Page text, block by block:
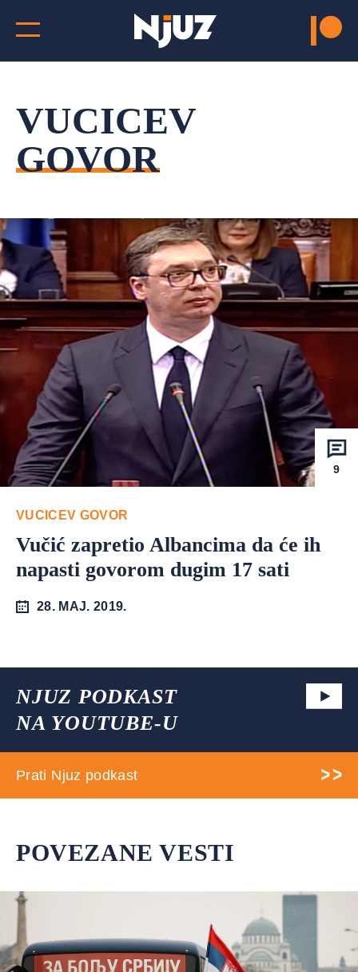
VUCICEV
GOVOR
9
VUCICEV GOVOR
Vučić zapretio Albancima da će ih
napasti govorom dugim 17 sati
28. MAJ. 2019.
NJUZ PODKAST
NA YOUTUBE-U
Prati Njuz podkast
POVEZANE VESTI